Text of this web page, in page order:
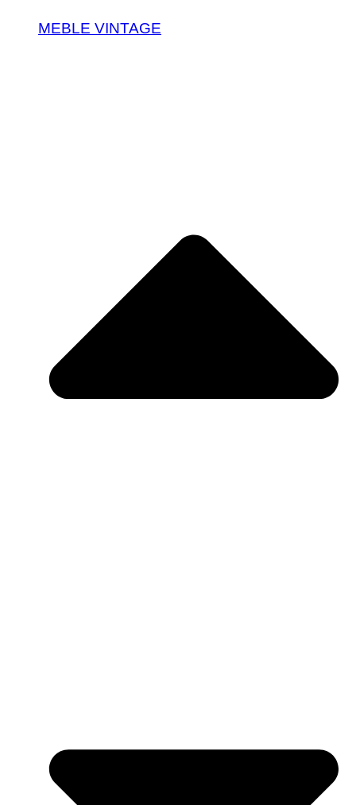
MEBLE VINTAGE